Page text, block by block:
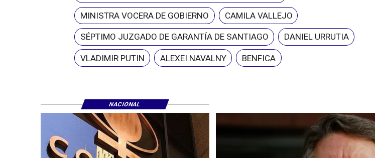
MINISTRA VOCERA DE GOBIERNO CAMILA VALLEJO
SÉPTIMO JUZGADO DE GARANTÍA DE SANTIAGO DANIEL URRUTIA
VLADIMIR PUTIN ALEXEI NAVALNY BENFICA
NACIONAL